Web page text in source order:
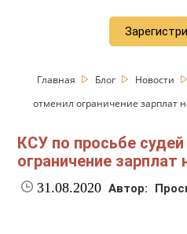
Главная Блог Новости
отменил ограничение зарплат
КСУ по просьбе
ограничение зарплат
31.08.2020 Автор: